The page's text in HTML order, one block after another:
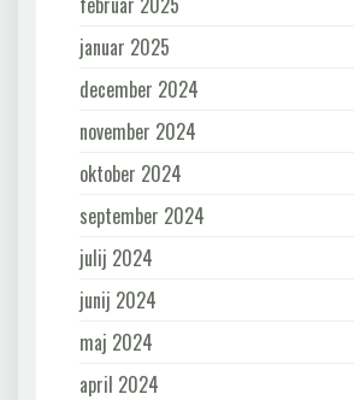
januar 2025
december 2024
november 2024
oktober 2024
september 2024
julij 2024
junij 2024
maj 2024
april 2024